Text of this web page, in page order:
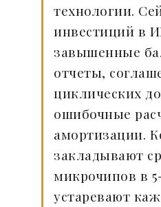
технологии.
инвестиций в
завышенные
отчеты,
циклических
ошибочные
амортизации.
закладывают
микрочипов в
устаревают